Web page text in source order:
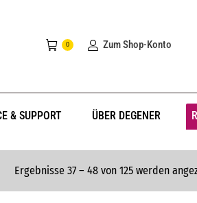
0 Zum Shop-Konto
& SUPPORT ÜBER DEGENER
Ergebnisse 37 – 48 von 125 werden